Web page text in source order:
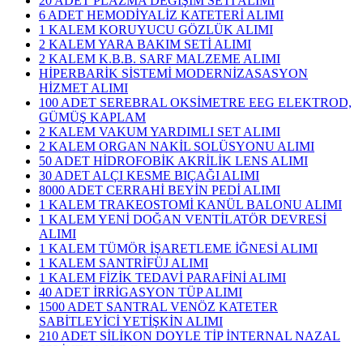
6 ADET HEMODİYALİZ KATETERİ ALIMI
1 KALEM KORUYUCU GÖZLÜK ALIMI
2 KALEM YARA BAKIM SETİ ALIMI
2 KALEM K.B.B. SARF MALZEME ALIMI
HİPERBARİK SİSTEMİ MODERNİZASASYON
HİZMET ALIMI
100 ADET SEREBRAL OKSİMETRE EEG ELEKTROD,
GÜMÜŞ KAPLAM
2 KALEM VAKUM YARDIMLI SET ALIMI
2 KALEM ORGAN NAKİL SOLÜSYONU ALIMI
50 ADET HİDROFOBİK AKRİLİK LENS ALIMI
30 ADET ALÇI KESME BIÇAĞI ALIMI
8000 ADET CERRAHİ BEYİN PEDİ ALIMI
1 KALEM TRAKEOSTOMİ KANÜL BALONU ALIMI
1 KALEM YENİ DOĞAN VENTİLATÖR DEVRESİ
ALIMI
1 KALEM TÜMÖR İŞARETLEME İĞNESİ ALIMI
1 KALEM SANTRİFÜJ ALIMI
1 KALEM FİZİK TEDAVİ PARAFİNİ ALIMI
40 ADET İRRİGASYON TÜP ALIMI
1500 ADET SANTRAL VENÖZ KATETER
SABİTLEYİCİ YETİŞKİN ALIMI
210 ADET SİLİKON DOYLE TİP İNTERNAL NAZAL